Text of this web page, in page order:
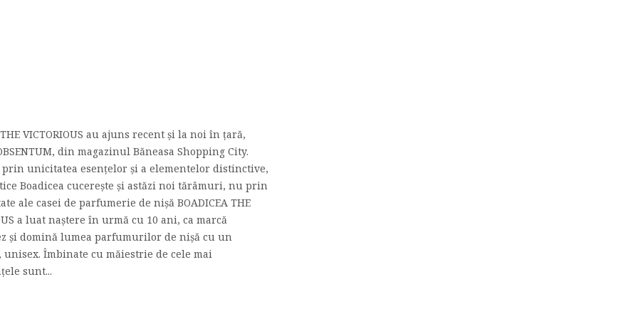
VICTORIOUS au ajuns recent și la noi în țară,
din magazinul Băneasa Shopping City.
unicitatea esențelor și a elementelor distinctive,
Boadicea cucerește și astăzi noi tărâmuri, nu prin
ale casei de parfumerie de nișă BOADICEA THE
a luat naștere în urmă cu 10 ani, ca marcă
și domină lumea parfumurilor de nișă cu un
Îmbinate cu măiestrie de cele mai
sunt...